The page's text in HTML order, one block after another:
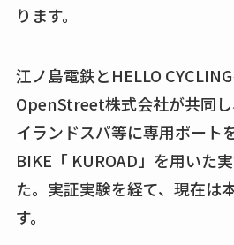
ります。
江ノ島電鉄とHELLO
OpenStreet株式会社が共同
イランドスパ等に専用ポート
BIKE「 KUROAD」を用いた
た。実証実験を経て、現在は
す。